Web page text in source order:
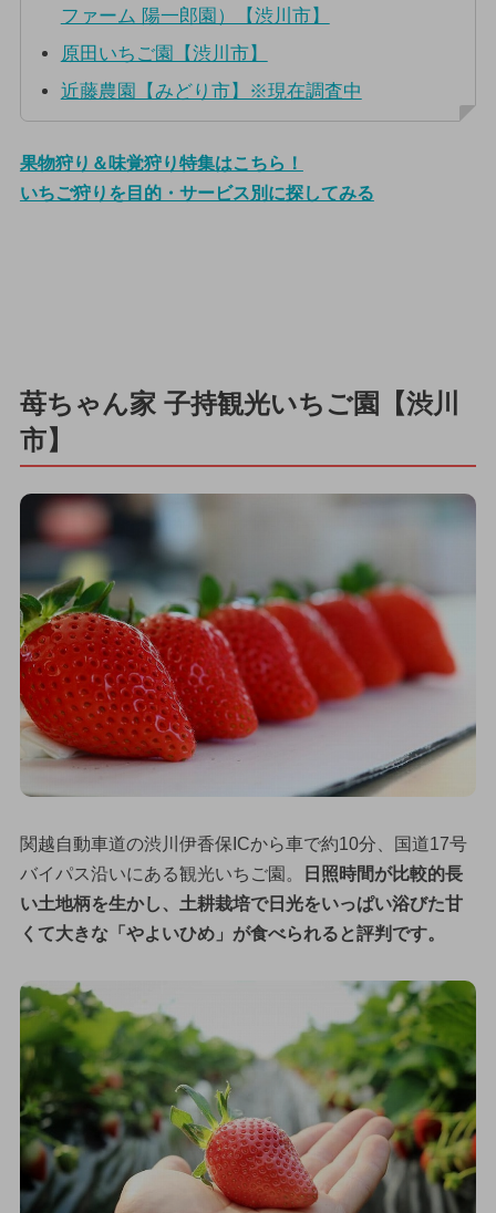
ファーム 陽一郎園）【渋川市】
原田いちご園【渋川市】
近藤農園【みどり市】※現在調査中
果物狩り＆味覚狩り特集はこちら！
いちご狩りを目的・サービス別に探してみる
苺ちゃん家 子持観光いちご園【渋川
市】
関越自動車道の渋川伊香保ICから車で約10分、国道17号
バイパス沿いにある観光いちご園。
日照時間が比較的長
い土地柄を生かし、土耕栽培で日光をいっぱい浴びた甘
くて大きな「やよいひめ」が食べられると評判です。